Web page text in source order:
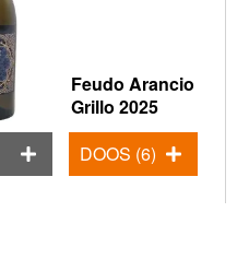
Feudo Arancio
Grillo 2025
DOOS (6)